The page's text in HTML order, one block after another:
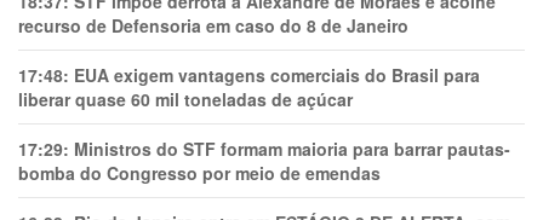
recurso de Defensoria em caso do 8 de Janeiro
17:48: EUA exigem vantagens comerciais do Brasil para
liberar quase 60 mil toneladas de açúcar
17:29: Ministros do STF formam maioria para barrar pautas-
bomba do Congresso por meio de emendas